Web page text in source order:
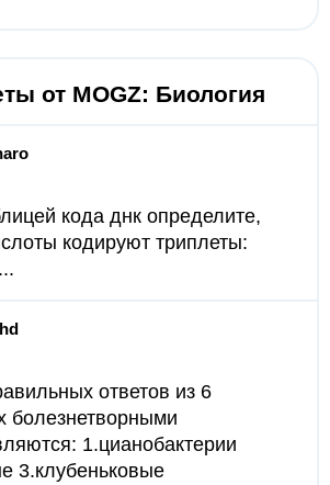
от MOGZ: Биология
кода днк определите,
кодируют триплеты:
ответов из 6
болезнетворными
1.цианобактерии
3.клубеньковые